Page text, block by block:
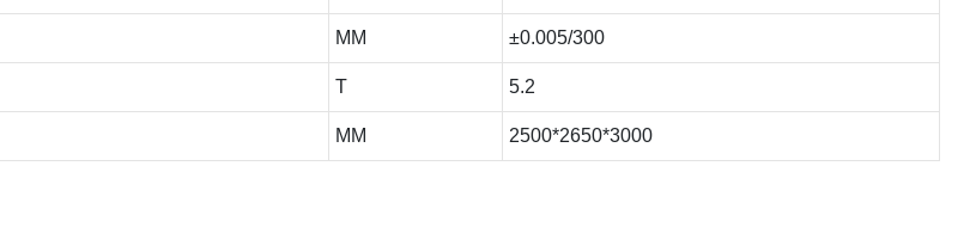
MM ±0.005/300
T 5.2
MM 2500*2650*3000